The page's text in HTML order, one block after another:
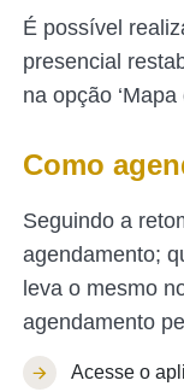
É possível
presencial
na opção
Como
Seguindo a
agendamento;
leva o mesmo
agendamento
Acesse o